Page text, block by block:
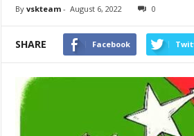
By vskteam- August 6, 2022 0
SHARE Facebook